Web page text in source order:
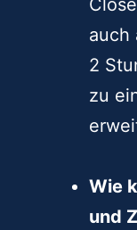
auch
2
zu
Wie
und